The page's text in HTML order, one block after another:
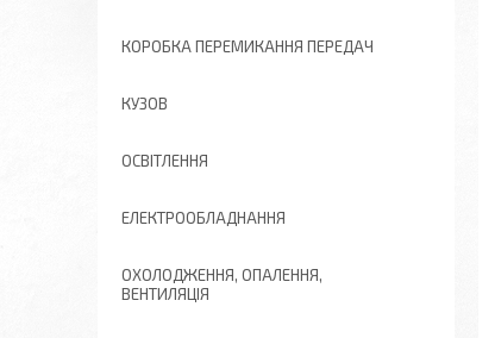
КОРОБКА ПЕРЕМИКАННЯ ПЕРЕДАЧ
КУЗОВ
ОСВІТЛЕННЯ
ЕЛЕКТРООБЛАДНАННЯ
ОХОЛОДЖЕННЯ, ОПАЛЕННЯ,
ВЕНТИЛЯЦІЯ